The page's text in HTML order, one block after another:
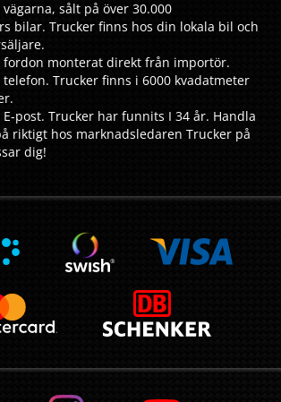
sålt på över 30.000
bilar. Trucker finns hos din lokala bil och
fordon monterat direkt från importör.
Trucker finns i 6000 kvadatmeter
post. Trucker har funnits I 34 år. Handla
riktigt hos marknadsledaren Trucker på
dig!